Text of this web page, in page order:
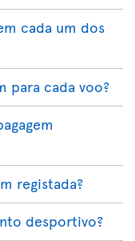
cada um dos
para cada voo?
registada?
desportivo?